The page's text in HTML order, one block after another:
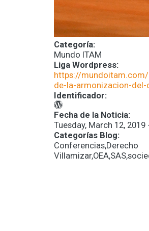
Categoría:
Mundo ITAM
Liga Wordpress:
https://
de-la-armonizacion-
Identificador:
Fecha de la Noticia:
Tuesday, March 12, 2019
Categorías Blog: